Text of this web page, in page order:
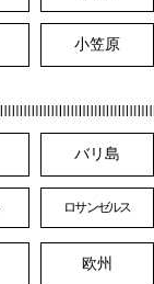
小笠原
バリ島
ロサンゼルス
欧州